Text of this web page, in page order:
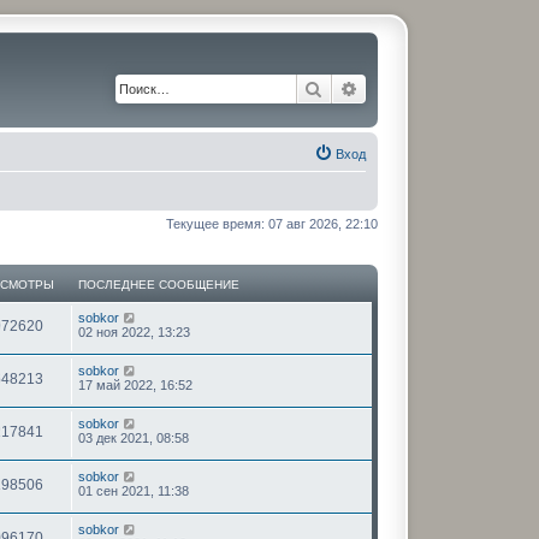
Поиск
Вход
Текущее время: 07 авг 2026, 22:10
ПОСЛЕДНЕЕ СООБЩЕНИЕ
sobkor
02 ноя 2022, 13:23
sobkor
17 май 2022, 16:52
sobkor
03 дек 2021, 08:58
sobkor
01 сен 2021, 11:38
sobkor